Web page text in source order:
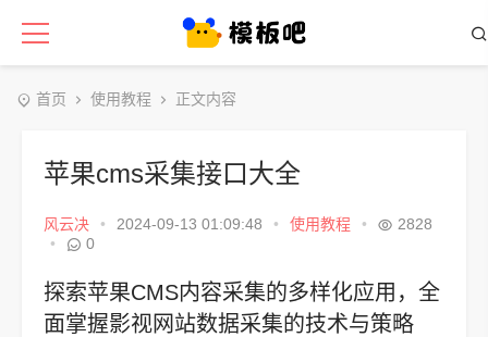
首页 使用教程 正文内容
苹果cms采集接口大全
风云决 • 2024-09-13 01:09:48 • 使用教程 •
2828
•
0
探索苹果CMS内容采集的多样化应用，全
面掌握影视网站数据采集的技术与策略